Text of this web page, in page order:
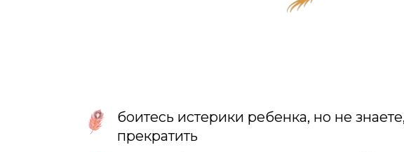
боитесь истерики ребенка, но не
прекратить